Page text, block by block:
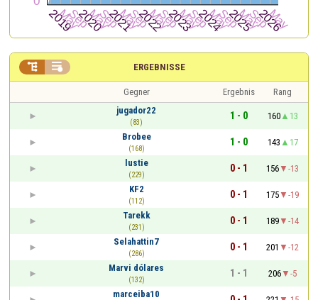
ERGEBNISSE
 
Gegner Ergebnis
Rang
jugador22
(83)
1 - 0 160
13
Brobee
(168)
1 - 0 143
17
lustie
(229)
0 - 1 156
-13
KF2
(112)
0 - 1 175
-19
Tarekk
(231)
0 - 1 189
-14
Selahattin7
(286)
0 - 1 201
-12
Marvi dólares
(132)
1 - 1 206
-5
marceiba10